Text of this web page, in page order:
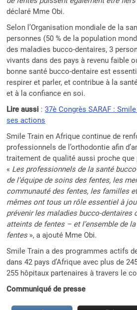
déclaré Mme Obi.
Selon l’Organisation mondiale de la
personnes (50 % de la population
des maladies bucco-dentaires, 3
vivants dans des pays à revenu faible
bonne santé bucco-dentaire est
respirer et parler, et contribue à la
et à la confiance en soi.
Lire aussi :37è Congrès SARAF :
ses actions
Smile Train en Afrique continue de
professionnels de l’orthodontie afin
traitement de qualité aussi proche
« Les professionnels de la santé
de l’équipe de soins des fentes, les
communauté des fentes, les familles
mêmes ont tous un rôle essentiel à
prévenir les maladies bucco-dentaires
atteints de fentes – et l’ensemble de
fentes», a ajouté Mme Obi.
Smile Train a des programmes actifs
dans 42 pays d’Afrique avec plus de
255 hôpitaux partenaires à travers le
Communiqué de presse